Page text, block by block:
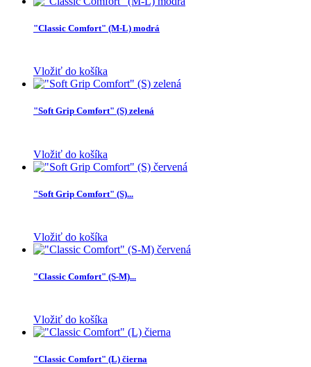
"Classic Comfort" (M-L) modrá
Vložiť do košíka
"Soft Grip Comfort" (S) zelená
Vložiť do košíka
"Soft Grip Comfort" (S)...
Vložiť do košíka
"Classic Comfort" (S-M)...
Vložiť do košíka
"Classic Comfort" (L) čierna